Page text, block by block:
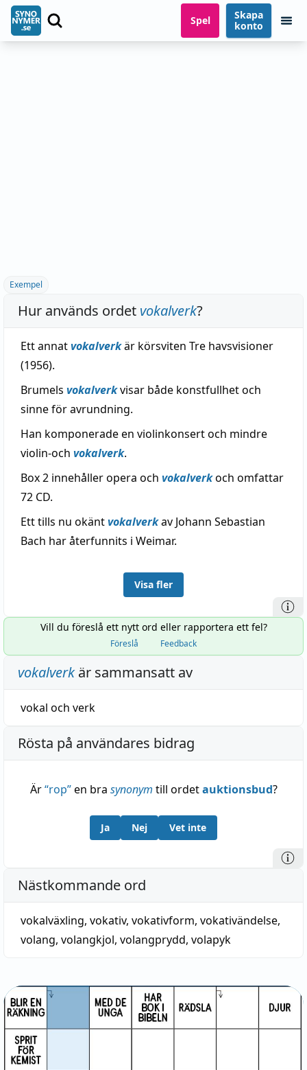
Spel
Skapa
konto
Exempel
Hur används ordet vokalverk?
Ett annatvokalverkär körsviten Tre havsvisioner
(1956).
Brumels vokalverkvisar både konstfullhet och
sinne för avrundning.
Han komponerade en violinkonsert och mindre
violin-och vokalverk.
Box 2 innehåller opera och vokalverkoch omfattar
72 CD.
Ett tills nu okäntvokalverkav Johann Sebastian
Bach har återfunnits i Weimar.
Visa fler
Vill du föreslå ett nytt ord eller rapportera ett fel?
Föreslå Feedback
vokalverkär sammansatt av
vokal och verk
Rösta på användares bidrag
Är“rop”en bra synonym till ordetauktionsbud?
Ja Nej Vet inte
Nästkommande ord
vokalväxling, vokativ, vokativform, vokativändelse,
volang, volangkjol, volangprydd, volapyk